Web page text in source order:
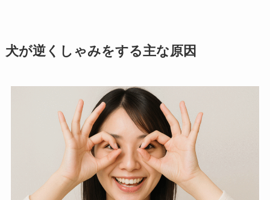
犬が逆くしゃみをする主な原因